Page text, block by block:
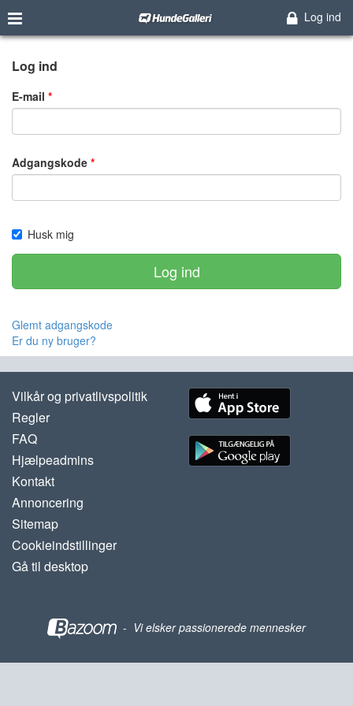
Log ind
Log ind
E-mail
Adgangskode
Husk mig
Log ind
Glemt adgangskode
Er du ny bruger?
Vilkår og privatlivspolitik
Regler
FAQ
Hjælpeadmins
Kontakt
Annoncering
Sitemap
Cookieindstillinger
Gå til desktop
- Vi elsker passionerede mennesker